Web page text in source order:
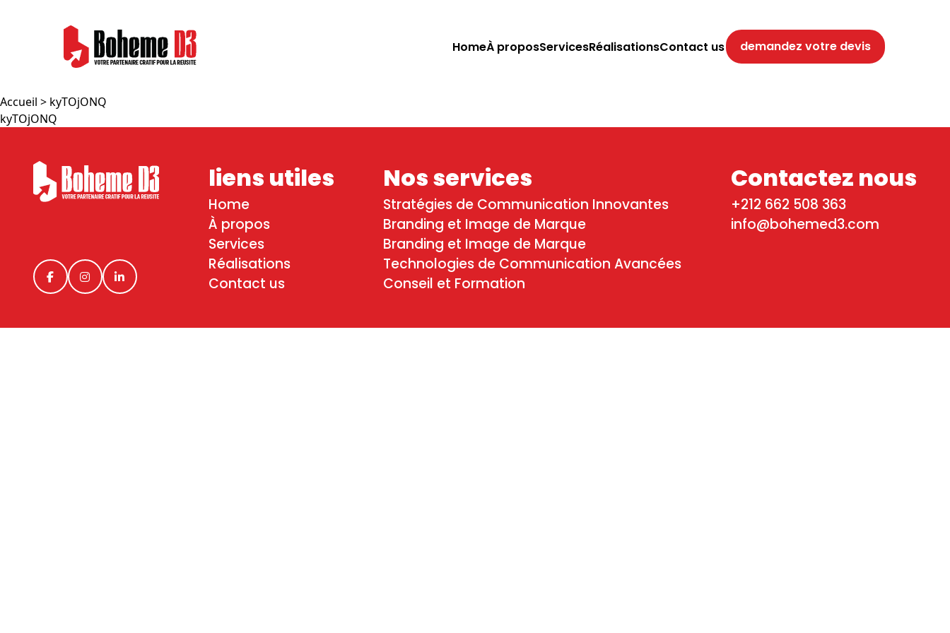
HomeÀ proposServicesRéalisationsContact us demandez votre devis
Accueil > kyTOjONQ
kyTOjONQ
liens utiles
Home
À propos
Services
Réalisations
Contact us
Nos services
Stratégies de Communication Innovantes
Branding et Image de Marque
Branding et Image de Marque
Technologies de Communication Avancées
Conseil et Formation
Contactez nous
+212 662 508 363
info@bohemed3.com